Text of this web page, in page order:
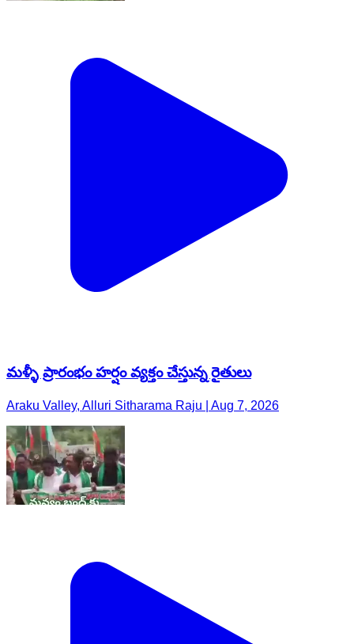
మళ్ళీ ప్రారంభం హర్షం వ్యక్తం చేస్తున్న రైతులు
Araku Valley, Alluri Sitharama Raju | Aug 7, 2026